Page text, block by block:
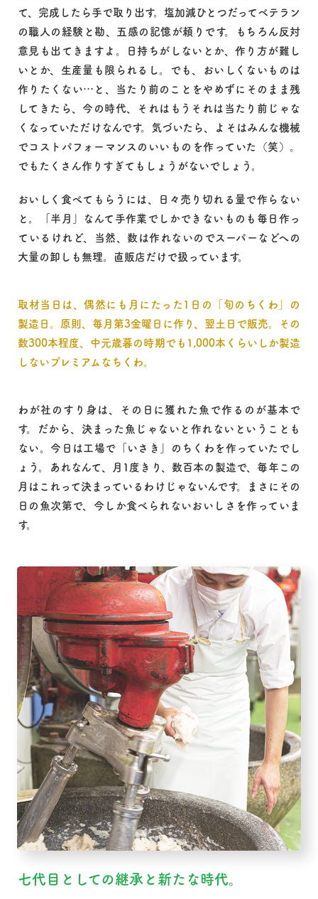
て、完成したら手で取り出す。塩加減ひとつだってベテラン
の職人の経験と勘、五感の記憶が頼りです。もちろん反対
意見も出てきますよ。日持ちがしないとか、作り方が難し
いとか、生産量も限られるし。でも、おいしくないものは
作りたくない…と、当たり前のことをやめずにそのまま残
してきたら、今の時代、それはもうそれは当たり前じゃな
くなっていただけなんです。気づいたら、よそはみんな機械
でコストパフォーマンスのいいものを作っていた（笑）。
でもたくさん作りすぎてもしょうがないでしょう。
おいしく食べてもらうには、日々売り切れる量で作らない
と。「半月」なんて手作業でしかできないものも毎日作っ
ているけれど、当然、数は作れないのでスーパーなどへの
大量の卸しも無理。直販店だけで扱っています。
取材当日は、偶然にも月にたった1日の「旬のちくわ」の
製造日。原則、毎月第3金曜日に作り、翌土日で販売。その
数300本程度、中元歳暮の時期でも1,000本くらいしか製造
しないプレミアムなちくわ。
わが社のすり身は、その日に獲れた魚で作るのが基本で
す。だから、決まった魚じゃないと作れないということも
ない。今日は工場で「いさき」のちくわを作っていたでし
ょう。あれなんて、月1度きり、数百本の製造で、毎年この
月はこれって決まっているわけじゃないんです。まさにその
日の魚次第で、今しか食べられないおいしさを作っていま
す。
七代目としての継承と新たな時代。